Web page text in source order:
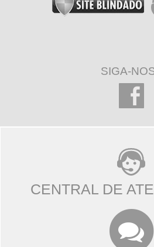
SIGA-
CENTRAL DE